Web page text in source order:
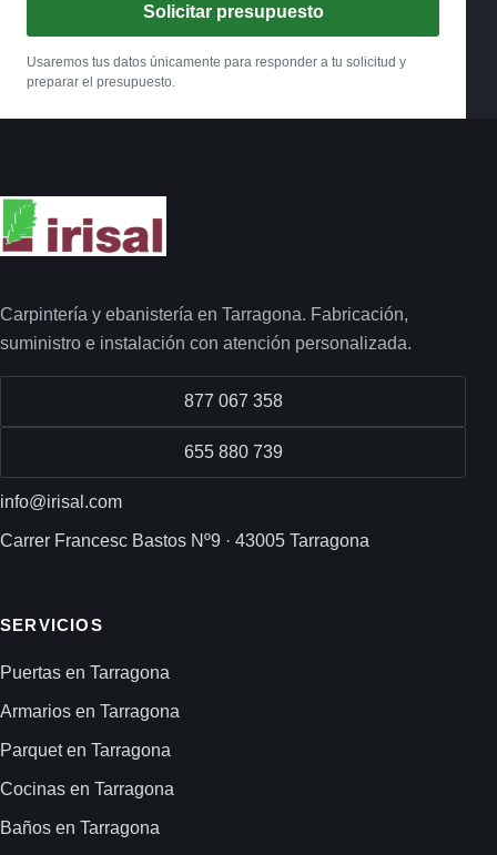
Solicitar presupuesto
Usaremos tus datos únicamente para responder a tu solicitud y
preparar el presupuesto.
Carpintería y ebanistería en Tarragona. Fabricación,
suministro e instalación con atención personalizada.
877 067 358
655 880 739
info@irisal.com
Carrer Francesc Bastos Nº9 · 43005 Tarragona
SERVICIOS
Puertas en Tarragona
Armarios en Tarragona
Parquet en Tarragona
Cocinas en Tarragona
Baños en Tarragona